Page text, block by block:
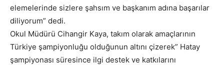
elemelerinde sizlere şahsım ve başkanım adına başarılar
diliyorum” dedi.
Okul Müdürü Cihangir Kaya, takım olarak amaçlarının
Türkiye şampiyonluğu olduğunun altını çizerek” Hatay
şampiyonası süresince ilgi destek ve katkılarını